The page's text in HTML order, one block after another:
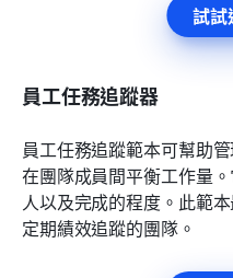
試試
員工任務追蹤器
員工任務追蹤範本可幫助
在團隊成員間平衡工作量
人以及完成的程度。此範
定期績效追蹤的團隊。